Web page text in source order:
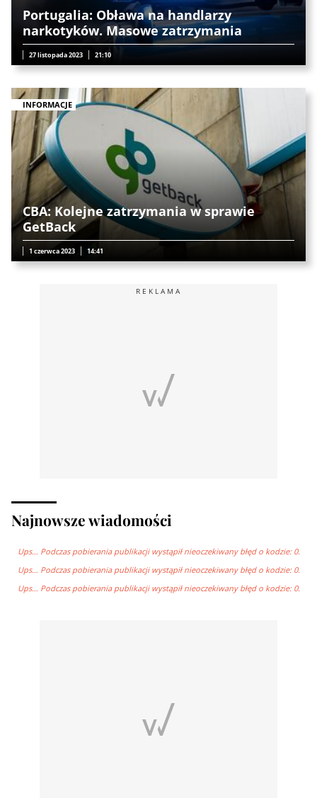
Portugalia: Obława na handlarzy
narkotyków. Masowe zatrzymania
27 listopada 2023 21:10
INFORMACJE
CBA: Kolejne zatrzymania w sprawie
GetBack
1 czerwca 2023 14:41
REKLAMA
Najnowsze wiadomości
Ups… Podczas pobierania publikacji wystąpił nieoczekiwany błęd o kodzie: 0.
Ups… Podczas pobierania publikacji wystąpił nieoczekiwany błęd o kodzie: 0.
Ups… Podczas pobierania publikacji wystąpił nieoczekiwany błęd o kodzie: 0.